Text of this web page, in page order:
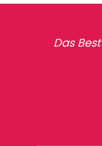
Das